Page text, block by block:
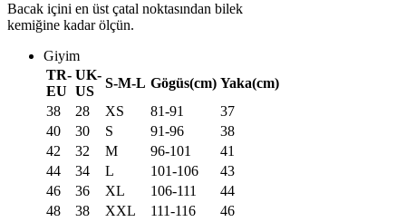
Bacak içini en üst çatal noktasından bilek
kemiğine kadar ölçün.
Giyim
TR-
EU
UK-
US
S-M-L Gögüs(cm) Yaka(cm)
38
28 XS 81-91
37
40
30 S 91-96
38
42
32 M 96-101
41
44
34 L 101-106
43
46
36 XL 106-111
44
48
38 XXL 111-116
46